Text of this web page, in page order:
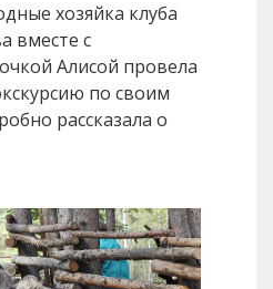
хозяйка клуба
вместе с
Алисой провела
по своим
рассказала о